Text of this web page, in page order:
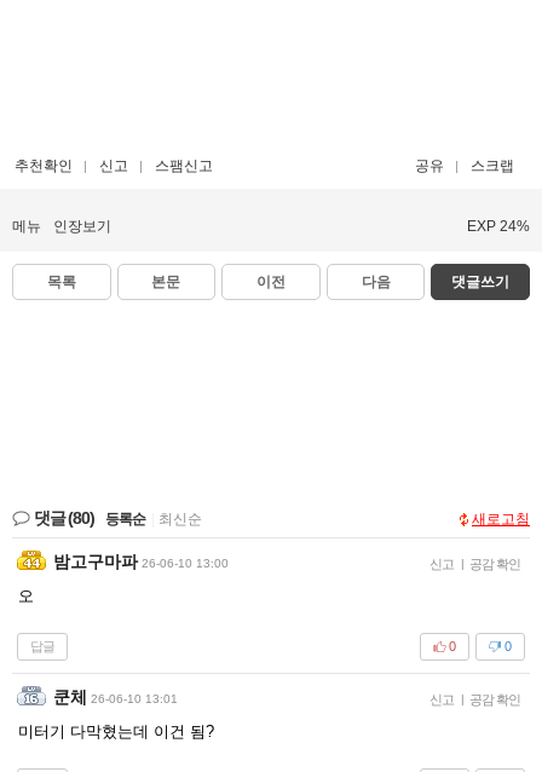
추천확인 신고 스팸신고 공유 스크랩
메뉴 인장보기 EXP 24%
목록 본문 이전 다음 댓글쓰기
댓글(80) 등록순 최신순 새로고침
밤고구마파 26-06-10 13:00 신고 | 공감 확인
오
답글 0
0
쿤체 26-06-10 13:01 신고 | 공감 확인
미터기 다막혔는데 이건 됨?